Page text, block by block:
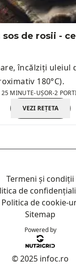
de rosii -
încălziți uleiul
180°C).
25 MINUTE-UȘOR-2
VEZI REȚETA
Termeni și condiții
de
Politica de cookie-
Sitemap
Powered by
© 2025 infoc.ro